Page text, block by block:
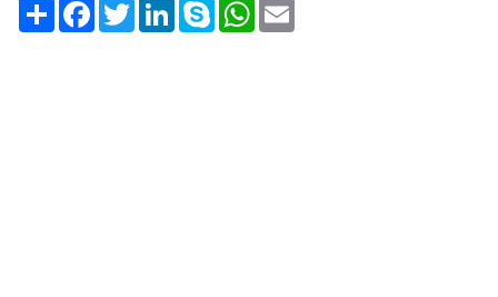
Share FacebookTwitterLinkedInSkype WhatsApp